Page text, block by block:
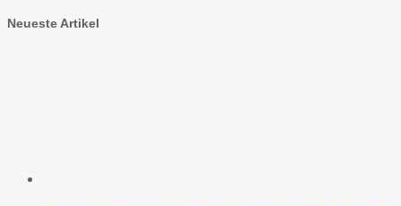
Neueste Artikel